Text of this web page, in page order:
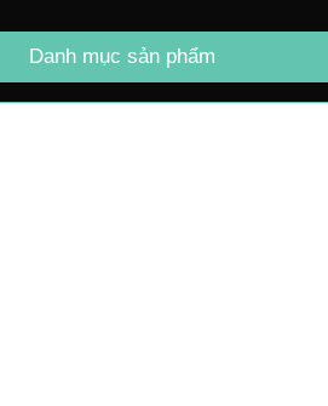
Danh mục sản phẩm